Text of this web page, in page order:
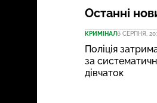
Останні
КРИМІНАЛ6 СЕРПНЯ,
Поліція
за
дівчаток